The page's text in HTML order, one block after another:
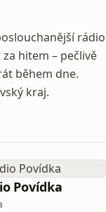
rádio
hitem – pečlivě
během dne.
kraj.
Povídka